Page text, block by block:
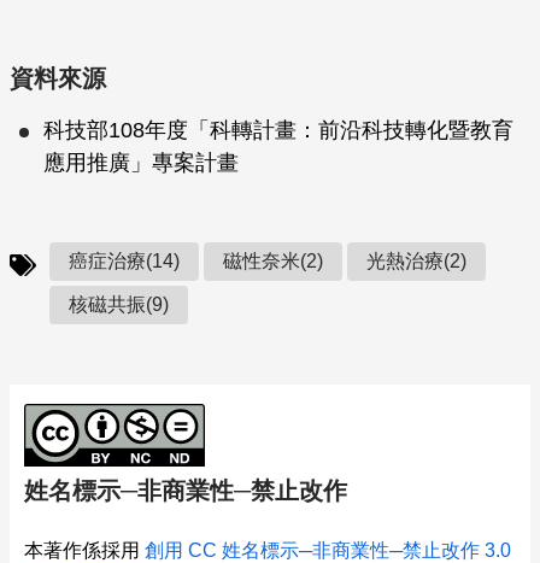
資料來源
科技部108年度「科轉計畫：前沿科技轉化暨教育
應用推廣」專案計畫
癌症治療(14) 磁性奈米(2) 光熱治療(2)
核磁共振(9)
姓名標示─非商業性─禁止改作
本著作係採用 創用 CC 姓名標示─非商業性─禁止改作 3.0